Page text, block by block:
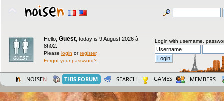
Hello, Guest today is 9 August 2026 à
8h02.
Please login orregister.
Forgot your password?
Login with username,
NOISEN THIS FORUM SEARCH GAMES MEMBERS